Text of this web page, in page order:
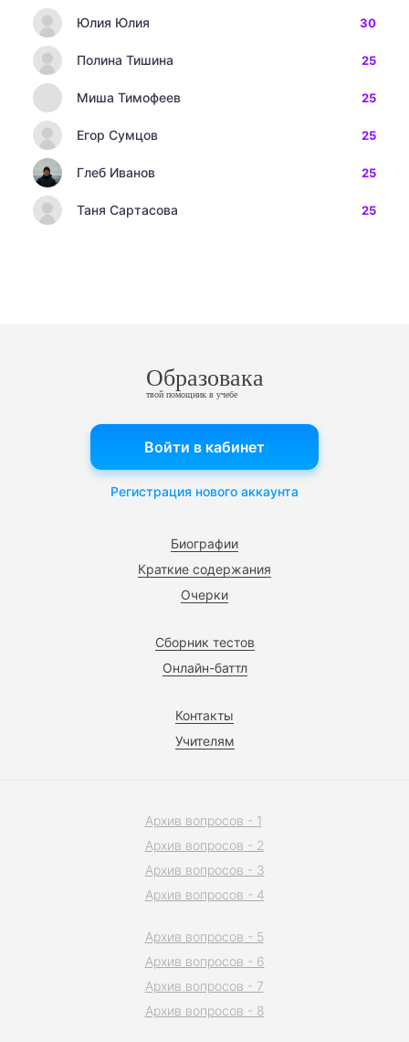
Юлия Юлия 30
Полина Тишина 25
Миша Тимофеев 25
Егор Сумцов 25
Глеб Иванов 25
Таня Сартасова 25
Образовака
твой помощник в учебе
Биографии
Краткие содержания
Очерки
Сборник тестов
Онлайн-баттл
Контакты
Учителям
Войти в кабинет
Регистрация нового аккаунта
Архив вопросов - 1
Архив вопросов - 2
Архив вопросов - 3
Архив вопросов - 4
Архив вопросов - 5
Архив вопросов - 6
Архив вопросов - 7
Архив вопросов - 8